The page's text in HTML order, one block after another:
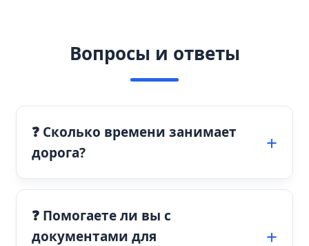
Вопросы и ответы
❓ Сколько времени занимает
дорога?
❓ Помогаете ли вы с
документами для